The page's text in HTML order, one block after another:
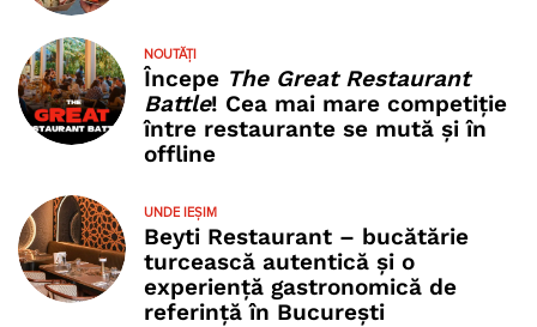
NOUTĂȚI
Începe The Great Restaurant
Battle! Cea mai mare competiție
între restaurante se mută și în
offline
UNDE IEȘIM
Beyti Restaurant – bucătărie
turcească autentică și o
experiență gastronomică de
referință în București